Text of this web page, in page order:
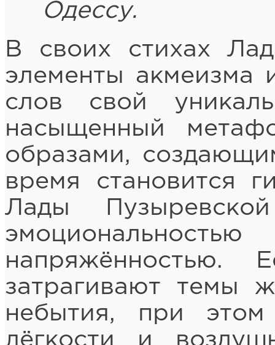
Одессу.
В своих стихах
элементы акмеизма
слов свой
насыщенный
образами,
время становится
Лады
напряжённостью.
затрагивают темы
небытия, при этом
лёгкости и